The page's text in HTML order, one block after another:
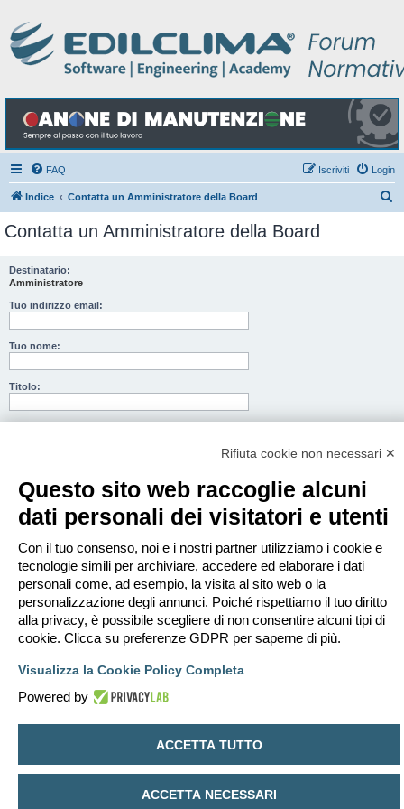
FAQ Login
Iscriviti
Indice Contatta un Amministratore della Board
Contatta un Amministratore della Board
Destinatario:
Amministratore
Tuo indirizzo email:
Tuo nome:
Titolo:
BBCode. L’indirizzo di risposta sarà il tuo indirizzo email.
Cancella cookie
Contattaci
Creato daphpBB® Forum Software © phpBB Limited
Traduzione ItalianaphpBB-Italia.it
Rifiuta cookie non necessari ✕
Questo sito web raccoglie alcuni
dati personali dei visitatori e utenti
Con il tuo consenso, noi e i nostri partner utilizziamo i cookie e
tecnologie simili per archiviare, accedere ed elaborare i dati
personali come, ad esempio, la visita al sito web o la
personalizzazione degli annunci. Poiché rispettiamo il tuo diritto
alla privacy, è possibile scegliere di non consentire alcuni tipi di
cookie. Clicca su preferenze GDPR per saperne di più.
Visualizza la Cookie Policy Completa
Powered by
ACCETTA TUTTO
ACCETTA NECESSARI